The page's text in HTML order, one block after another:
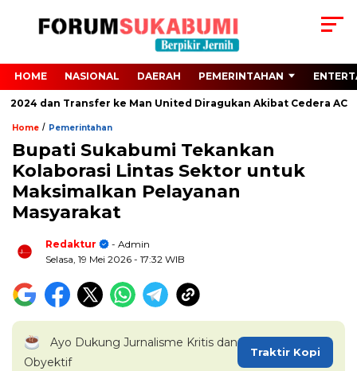
HOME NASIONAL DAERAH PEMERINTAHAN
dan Transfer ke Man United Diragukan Akibat Cedera ACL
Home / Pemerintahan
Bupati Sukabumi Tekankan
Kolaborasi Lintas Sektor untuk
Maksimalkan Pelayanan
Masyarakat
Redaktur
- Admin
Selasa, 19 Mei 2026 - 17:32 WIB
Ayo Dukung Jurnalisme Kritis dan
Obyektif
Traktir Kopi